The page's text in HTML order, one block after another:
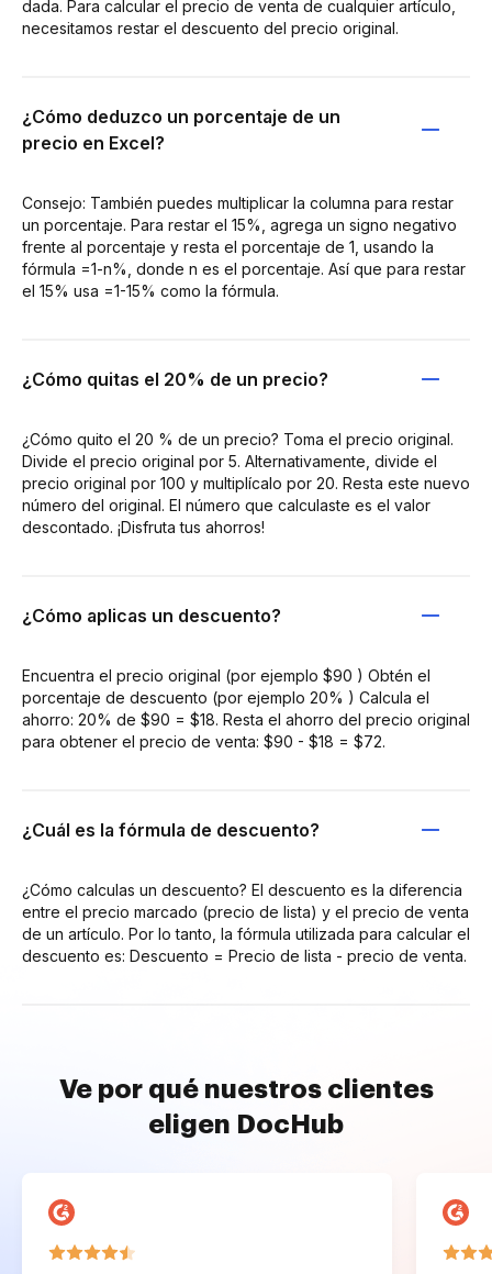
dada. Para calcular el precio de venta de cualquier artículo,
necesitamos restar el descuento del precio original.
¿Cómo deduzco un porcentaje de un
precio en Excel?
Consejo: También puedes multiplicar la columna para restar
un porcentaje. Para restar el 15%, agrega un signo negativo
frente al porcentaje y resta el porcentaje de 1, usando la
fórmula =1-n%, donde n es el porcentaje. Así que para restar
el 15% usa =1-15% como la fórmula.
¿Cómo quitas el 20% de un precio?
¿Cómo quito el 20 % de un precio? Toma el precio original.
Divide el precio original por 5. Alternativamente, divide el
precio original por 100 y multiplícalo por 20. Resta este nuevo
número del original. El número que calculaste es el valor
descontado. ¡Disfruta tus ahorros!
¿Cómo aplicas un descuento?
Encuentra el precio original (por ejemplo $90 ) Obtén el
porcentaje de descuento (por ejemplo 20% ) Calcula el
ahorro: 20% de $90 = $18. Resta el ahorro del precio original
para obtener el precio de venta: $90 - $18 = $72.
¿Cuál es la fórmula de descuento?
¿Cómo calculas un descuento? El descuento es la diferencia
entre el precio marcado (precio de lista) y el precio de venta
de un artículo. Por lo tanto, la fórmula utilizada para calcular el
descuento es: Descuento = Precio de lista - precio de venta.
Ve por qué nuestros clientes
eligen DocHub